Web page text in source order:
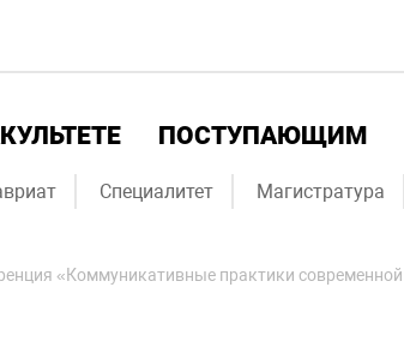
ПОСТУПАЮЩИМ
Специалитет Магистратура
«Коммуникативные практики современной